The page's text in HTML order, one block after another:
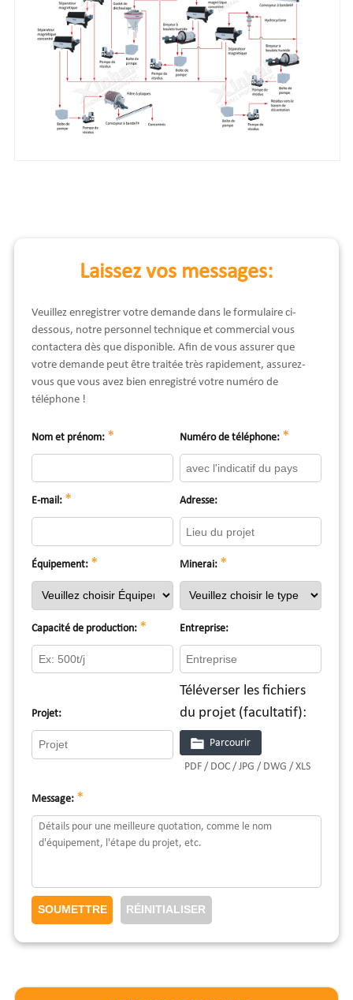
Laissez vos messages:
Veuillez enregistrer votre demande dans le formulaire ci-
dessous, notre personnel technique et commercial vous
contactera dès que disponible. Afin de vous assurer que
votre demande peut être traitée très rapidement, assurez-
vous que vous avez bien enregistré votre numéro de
téléphone !
Nom et prénom: * Numéro de téléphone: *
E-mail: * Adresse:
Équipement: * Minerai: *
Capacité de production: * Entreprise:
Projet:
Téléverser les fichiers
du projet (facultatif):
Parcourir
PDF / DOC / JPG / DWG / XLS
Message: *